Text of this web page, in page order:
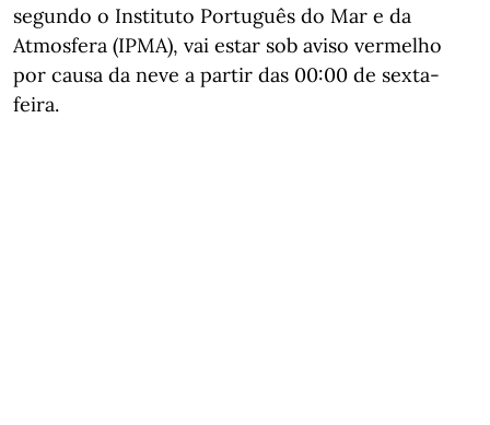
segundo o Instituto Português do Mar e da
Atmosfera (IPMA), vai estar sob aviso vermelho
por causa da neve a partir das 00:00 de sexta-
feira.